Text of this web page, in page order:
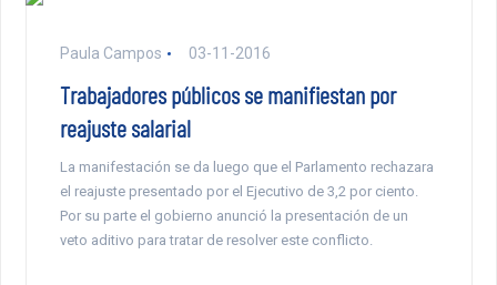
Paula Campos 03-11-2016
Trabajadores públicos se manifiestan por
reajuste salarial
La manifestación se da luego que el Parlamento rechazara
el reajuste presentado por el Ejecutivo de 3,2 por ciento.
Por su parte el gobierno anunció la presentación de un
veto aditivo para tratar de resolver este conflicto.